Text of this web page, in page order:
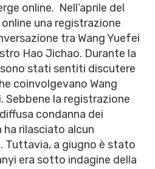
online. Nell’aprile del
una registrazione
tra Wang Yuefei
Hao Jichao. Durante la
stati sentiti discutere
coinvolgevano Wang
Sebbene la registrazione
condanna dei
ha rilasciato alcun
Tuttavia, a giugno è stato
era sotto indagine della